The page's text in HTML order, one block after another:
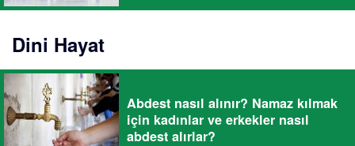
Dini Hayat
Abdest nasıl alınır? Namaz kılmak
için kadınlar ve erkekler nasıl
abdest alırlar?